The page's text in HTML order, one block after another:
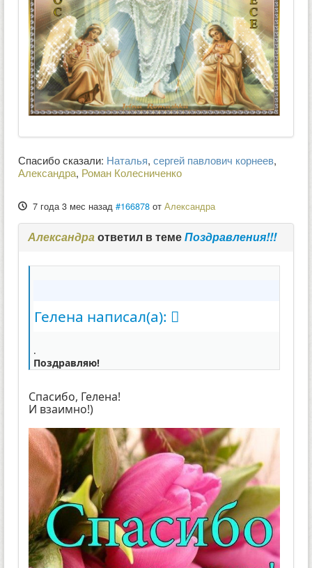
Спасибо сказали: Наталья, сергей павлович корнеев,
Александра, Роман Колесниченко
7 года 3 мес назад #166878 отАлександра
Александраответил в темеПоздравления!!!
Гелена написал(а):
.
Поздравляю!
Спасибо, Гелена!
И взаимно!)